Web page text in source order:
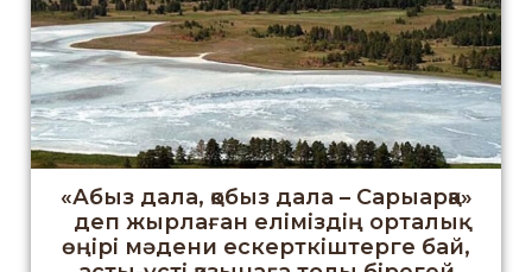
«Абыз дала, қобыз дала – Сарыарқа»
деп жырлаған еліміздің орталық
өңірі мәдени ескерткіштерге бай,